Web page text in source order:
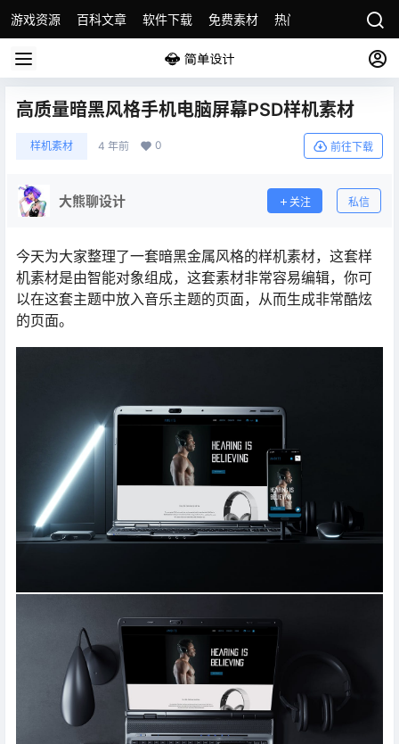
游戏资源 百科文章 软件下载 免费素材 热门素材分类 版权
高质量暗黑风格手机电脑屏幕PSD样机素材
样机素材 4 年前 0 前往下载
大熊聊设计 关注 私信
今天为大家整理了一套暗黑金属风格的样机素材，这套样
机素材是由智能对象组成，这套素材非常容易编辑，你可
以在这套主题中放入音乐主题的页面，从而生成非常酷炫
的页面。